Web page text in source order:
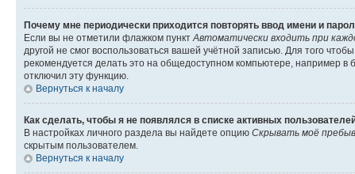
Почему мне периодически приходится повторять ввод имени и
Если вы не отметили флажком пункт Автоматически входить при
другой не смог воспользоваться вашей учётной записью. Для того
рекомендуется делать это на общедоступном компьютере, например в
отключил эту функцию.
Вернуться к началу
Как сделать, чтобы я не появлялся в списке активных
В настройках личного раздела вы найдете опцию Скрывать моё
скрытым пользователем.
Вернуться к началу